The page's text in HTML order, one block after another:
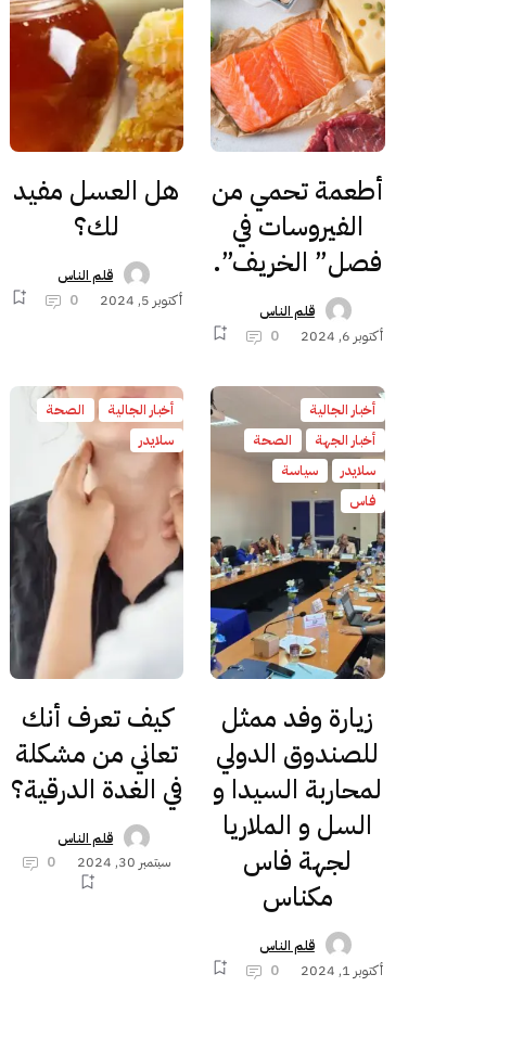
أطعمة تحمي من
الفيروسات في
فصل” الخريف”.
قلم الناس
أكتوبر 6, 2024
0
هل العسل مفيد
لك؟
قلم الناس
أكتوبر 5, 2024
0
أخبار الجالية
أخبار الجهة
الصحة
سلايدر
سياسة
فاس
زيارة وفد ممثل
للصندوق الدولي
لمحاربة السيدا و
السل و الملاريا
لجهة فاس
مكناس
قلم الناس
أكتوبر 1, 2024
0
أخبار الجالية
الصحة
سلايدر
كيف تعرف أنك
تعاني من مشكلة
في الغدة الدرقية؟
قلم الناس
سبتمبر 30, 2024
0